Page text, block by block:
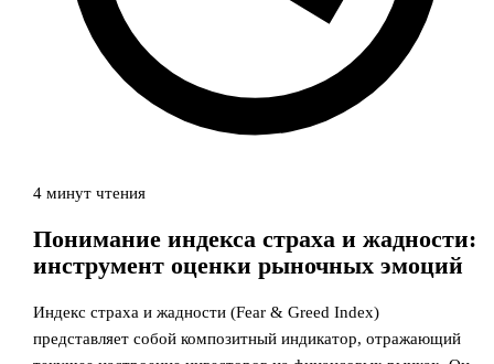
4 минут чтения
Понимание индекса страха и жадности:
инструмент оценки рыночных эмоций
Индекс страха и жадности (Fear & Greed Index)
представляет собой композитный индикатор, отражающий